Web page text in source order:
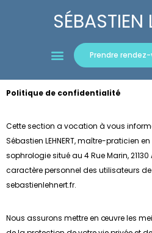
SÉBASTIEN
Prendre rendez-
Politique de confidentialité
Cette section a vocation à vous
Sébastien LEHNERT, maître-praticien
sophrologie situé au 4 Rue Marin,
caractère personnel des utilisateurs
sebastienlehnert.fr.
Nous assurons mettre en œuvre les